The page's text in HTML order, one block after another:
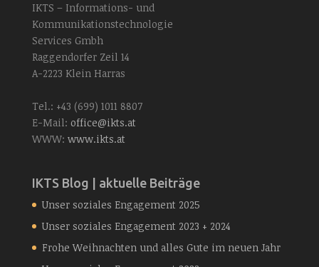
IKTS – Informations- und
Kommunikationstechnologie
Services Gmbh
Raggendorfer Zeil 14
A-2223 Klein Harras
Tel.: +43 (699) 1011 8807
E-Mail: office@ikts.at
WWW: www.ikts.at
IKTS Blog | aktuelle Beiträge
Unser soziales Engagement 2025
Unser soziales Engagement 2023 + 2024
Frohe Weihnachten und alles Gute im neuen Jahr